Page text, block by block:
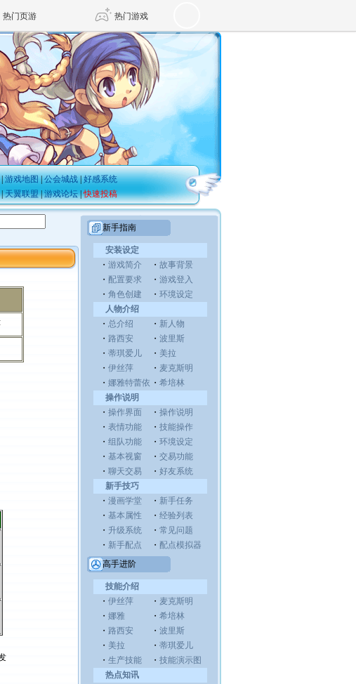
热门页游 热门游戏
魔兽 DNF 传奇4
天堂 剑网3旗舰版 新天龙八部
王权与自由 诛仙世界 仙剑世界
|游戏地图|公会城战|好感系统
|天翼联盟|游戏论坛|快速投稿
新手指南
安装设定
・ 游戏简介
・ 配置要求
・ 角色创建
・ 故事背景
・ 游戏登入
・ 环境设定
人物介绍
・ 总介绍
・ 路西安
・ 蒂琪爱儿
・ 伊丝萍
・ 娜雅特蕾依
・ 新人物
・ 波里斯
・ 美拉
・ 麦克斯明
・ 希培林
操作说明
・ 操作界面
・ 表情功能
・ 组队功能
・ 基本视窗
・ 聊天交易
・ 操作说明
・ 技能操作
・ 环境设定
・ 交易功能
・ 好友系统
新手技巧
・ 漫画学堂
・ 基本属性
・ 升级系统
・ 新手配点
・ 新手任务
・ 经验列表
・ 常见问题
・ 配点模拟器
高手进阶
技能介绍
・ 伊丝萍
・ 娜雅
・ 路西安
・ 美拉
・ 生产技能
・ 麦克斯明
・ 希培林
・ 波里斯
・ 蒂琪爱儿
・ 技能演示图
热点知讯